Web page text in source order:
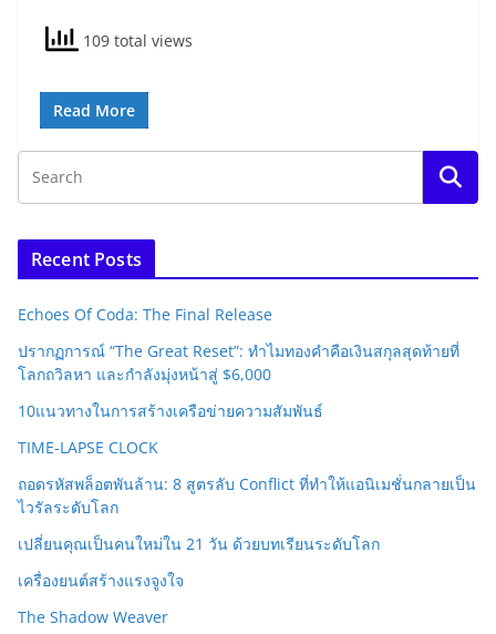
109 total views
Read More
Recent Posts
Echoes Of Coda: The Final Release
ปรากฏการณ์ “The Great Reset”: ทำไมทองคำคือเงินสกุลสุดท้ายที่
โลกถวิลหา และกำลังมุ่งหน้าสู่ $6,000
10แนวทางในการสร้างเครือข่ายความสัมพันธ์
TIME-LAPSE CLOCK
ถอดรหัสพล็อตพันล้าน: 8 สูตรลับ Conflict ที่ทำให้แอนิเมชั่นกลายเป็น
ไวรัลระดับโลก
เปลี่ยนคุณเป็นคนใหม่ใน 21 วัน ด้วยบทเรียนระดับโลก
เครื่องยนต์สร้างแรงจูงใจ
The Shadow Weaver